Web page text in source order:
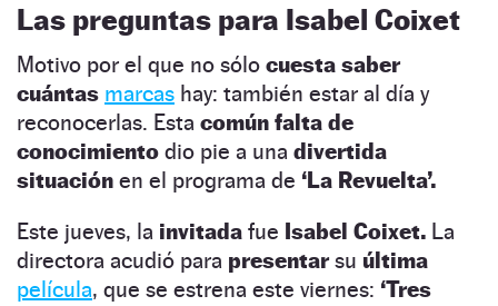
Las preguntas para Isabel Coixet
Motivo por el que no sólo cuesta saber
cuántas marcas hay: también estar al día y
reconocerlas. Esta común falta de
conocimiento dio pie a una divertida
situación en el programa de ‘La Revuelta’.
Este jueves, la invitada fue Isabel Coixet. La
directora acudió para presentarsu última
película, que se estrena este viernes: ‘Tres